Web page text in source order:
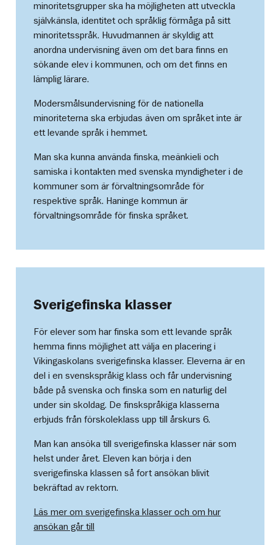
minoritetsgrupper ska ha möjligheten att utveckla
självkänsla, identitet och språklig förmåga på sitt
minoritetsspråk. Huvudmannen är skyldig att
anordna undervisning även om det bara finns en
sökande elev i kommunen, och om det finns en
lämplig lärare.
Modersmålsundervisning för de nationella
minoriteterna ska erbjudas även om språket inte är
ett levande språk i hemmet.
Man ska kunna använda finska, meänkieli och
samiska i kontakten med svenska myndigheter i de
kommuner som är förvaltningsområde för
respektive språk. Haninge kommun är
förvaltningsområde för finska språket.
Sverigefinska klasser
För elever som har finska som ett levande språk
hemma finns möjlighet att välja en placering i
Vikingaskolans sverigefinska klasser. Eleverna är en
del i en svenskspråkig klass och får undervisning
både på svenska och finska som en naturlig del
under sin skoldag. De finskspråkiga klasserna
erbjuds från förskoleklass upp till årskurs 6.
Man kan ansöka till sverigefinska klasser när som
helst under året. Eleven kan börja i den
sverigefinska klassen så fort ansökan blivit
bekräftad av rektorn.
Läs mer om sverigefinska klasser och om hur
ansökan går till